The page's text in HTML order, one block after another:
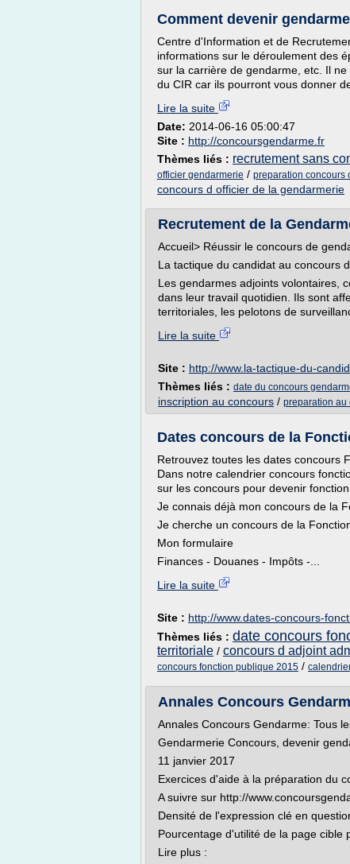
Comment devenir
Centre d'Information et de
informations sur le déroulement des
sur la carrière de gendarme, etc. Il
du CIR car ils pourront vous donner
Lire la suite
Date: 2014-06-16 05:00:47
Site : http://concoursgendarme.fr
Thèmes liés : recrutement sans
officier gendarmerie / preparation concours
concours d officier de la gendarmerie
Recrutement de la
Accueil> Réussir le concours de
La tactique du candidat au concours
Les gendarmes adjoints volontaires,
dans leur travail quotidien. Ils sont
territoriales, les pelotons de
Lire la suite
Site : http://www.la-tactique-du-
Thèmes liés : date du concours
inscription au concours / preparation au
Dates concours de la
Retrouvez toutes les dates concours
Dans notre calendrier concours
sur les concours pour devenir
Je connais déjà mon concours de la
Je cherche un concours de la
Mon formulaire
Finances - Douanes - Impôts -...
Lire la suite
Site : http://www.dates-concours-
Thèmes liés : date concours
territoriale / concours d adjoint
concours fonction publique 2015 /
Annales Concours
Annales Concours Gendarme: Tous
Gendarmerie Concours, devenir
11 janvier 2017
Exercices d'aide à la préparation du
A suivre sur http://
Densité de l'expression clé en
Pourcentage d'utilité de la page cible
Lire plus :